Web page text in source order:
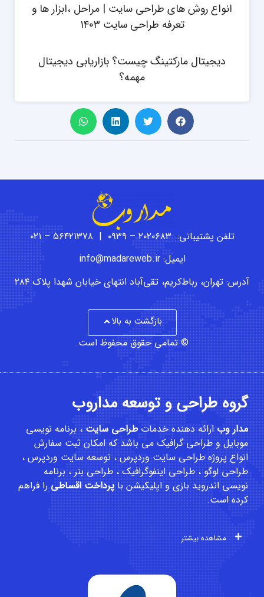
انواع روش های طراحی سایت | مراحل ،ابزار ها و
تعرفه طراحی سایت ۱۴۰۳
دیجیتال مارکتینگ چیست؟ بازاریابی دیجیتال
مهمه؟
تلفن پشتیبانی: ۲۰۲۰۶۸۳ – ۰۹۳۹ | ۵۶۴۲۱۳۷۸ – ۰۲۱
ایمیل: info@madareweb.ir
آدرس: تهران، رباط‌کریم، تقی‌آباد انتهای خیابان شهدا پلاک ۲۸۴
بازگشت به بالا
© تمامی حقوق محفوظ است.
گروه طراحی و توسعه مداروب
مدار وبارائه دهنده خدماتطراحی سایت ،برنامه نویسی
موبایلوطراحی گرافیک می باشد که امکانثبت سفارش
انواع پروژه طراحی سایت وردپرس ، توسعه سایت وردپرس ،
طراحی لوگو ، طراحی اینفوگرافیک ، طراحی بنر ، برنامه
نویسی اندروید بازی و اپلیکیشن باپرداخت اقساطیرا فراهم
کرده است.
مشاهده بیشتر